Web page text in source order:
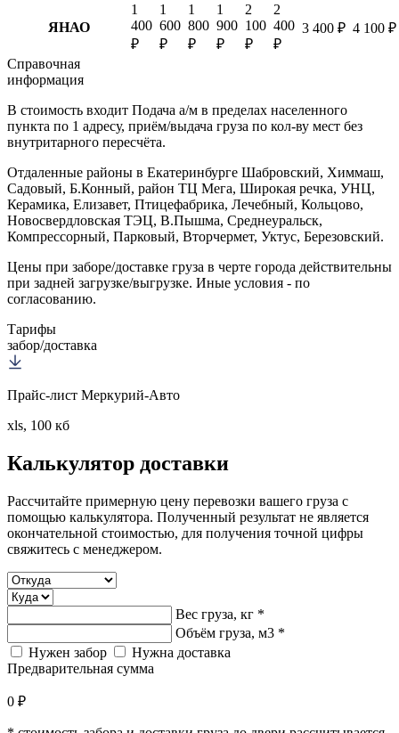
ЯНАО
1
400
₽
1
600
₽
1
800
₽
1
900
₽
2
100
₽
2
400
₽
3 400 ₽ 4 100 ₽
Справочная
информация
В стоимость входит Подача а/м в пределах населенного
пункта по 1 адресу, приём/выдача груза по кол-ву мест без
внутритарного пересчёта.
Отдаленные районы в Екатеринбурге Шабровский, Химмаш,
Садовый, Б.Конный, район ТЦ Мега, Широкая речка, УНЦ,
Керамика, Елизавет, Птицефабрика, Лечебный, Кольцово,
Новосвердловская ТЭЦ, В.Пышма, Среднеуральск,
Компрессорный, Парковый, Вторчермет, Уктус, Березовский.
Цены при заборе/доставке груза в черте города действительны
при задней загрузке/выгрузке. Иные условия - по
согласованию.
Тарифы
забор/доставка
Прайс-лист Меркурий-Авто
xls, 100 кб
Калькулятор доставки
Рассчитайте примерную цену перевозки вашего груза с
помощью калькулятора. Полученный результат не является
окончательной стоимостью, для получения точной цифры
свяжитесь с менеджером.
Вес груза, кг *
Объём груза, м3 *
Нужен забор
Нужна доставка
Предварительная сумма
0 ₽